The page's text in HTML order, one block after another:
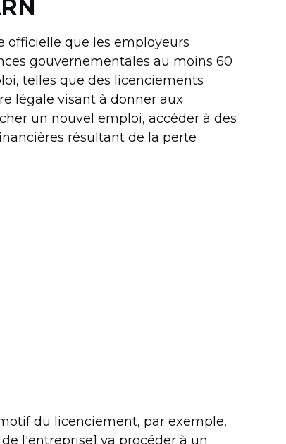
officielle que les employeurs
gouvernementales au moins 60
telles que des licenciements
légale visant à donner aux
un nouvel emploi, accéder à des
résultant de la perte
du licenciement, par exemple,
l'entreprise] va procéder à un